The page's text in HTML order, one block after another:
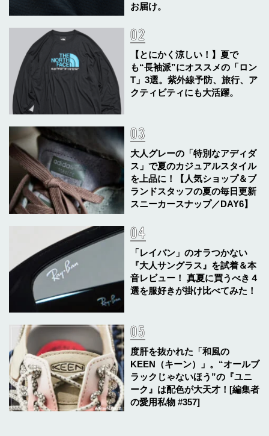
お届け。
【とにかく涼しい！】夏で
も“長袖派”にオススメの「ロン
T」3選。紫外線予防、旅行、ア
クティビティにも大活躍。
大人グレーの「特別なアディダ
ス」で夏のカジュアルスタイル
を上品に！【人気ショップ＆ブ
ランドスタッフの夏の毎日更新
スニーカースナップ／DAY6】
「レイバン」のオラつかない
『大人サングラス』を試着＆本
音レビュー！ 真夏に買うべき４
選を服好きが掛け比べてみた！
度肝を抜かれた「和風の
KEEN（キーン）」。“オールブ
ラックじゃないほう”の『ユニ
ーク』は配色が大天才！[編集者
の愛用私物 #357]